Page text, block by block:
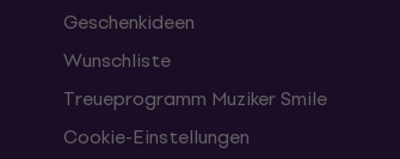
Geschenkideen
Wunschliste
Treueprogramm Muziker Smile
Cookie-Einstellungen